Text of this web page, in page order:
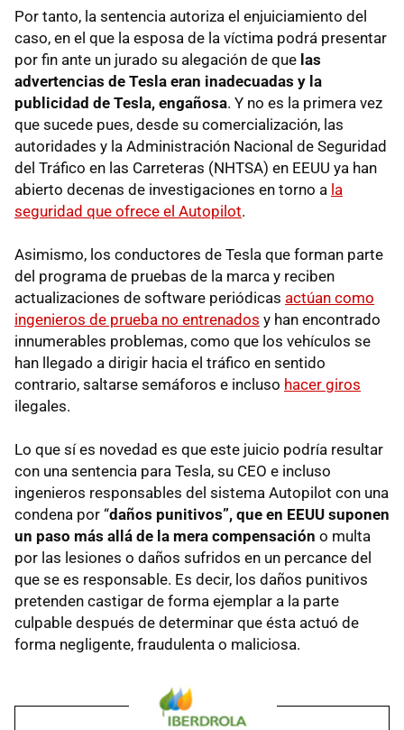
Por tanto, la sentencia autoriza el enjuiciamiento del
caso, en el que la esposa de la víctima podrá presentar
por fin ante un jurado su alegación de que las
advertencias de Tesla eran inadecuadas y la
publicidad de Tesla, engañosa. Y no es la primera vez
que sucede pues, desde su comercialización, las
autoridades y la Administración Nacional de Seguridad
del Tráfico en las Carreteras (NHTSA) en EEUU ya han
abierto decenas de investigaciones en torno a la
seguridad que ofrece el Autopilot.
Asimismo, los conductores de Tesla que forman parte
del programa de pruebas de la marca y reciben
actualizaciones de software periódicas actúan como
ingenieros de prueba no entrenados y han encontrado
innumerables problemas, como que los vehículos se
han llegado a dirigir hacia el tráfico en sentido
contrario, saltarse semáforos e incluso hacer giros
ilegales.
Lo que sí es novedad es que este juicio podría resultar
con una sentencia para Tesla, su CEO e incluso
ingenieros responsables del sistema Autopilot con una
condena por “daños punitivos”, que en EEUU suponen
un paso más allá de la mera compensación o multa
por las lesiones o daños sufridos en un percance del
que se es responsable. Es decir, los daños punitivos
pretenden castigar de forma ejemplar a la parte
culpable después de determinar que ésta actuó de
forma negligente, fraudulenta o maliciosa.